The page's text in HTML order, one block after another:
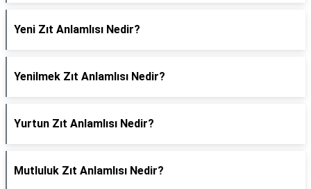
Yeni Zıt Anlamlısı Nedir?
Yenilmek Zıt Anlamlısı Nedir?
Yurtun Zıt Anlamlısı Nedir?
Mutluluk Zıt Anlamlısı Nedir?